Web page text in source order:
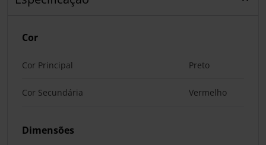
Cor
Cor Principal Preto
Cor Secundária Vermelho
Dimensões